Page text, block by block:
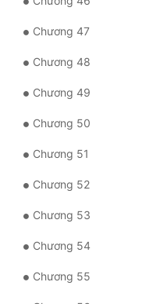
Chương 47
Chương 48
Chương 49
Chương 50
Chương 51
Chương 52
Chương 53
Chương 54
Chương 55